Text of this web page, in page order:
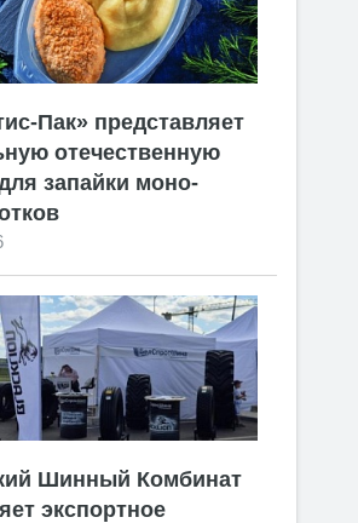
Пак» представляет
отечественную
запайки моно-
Шинный Комбинат
экспортное